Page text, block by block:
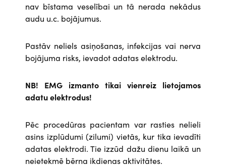
nav bīstama veselībai un tā nerada nekādus
audu u.c. bojājumus.
Pastāv neliels asiņošanas, infekcijas vai nerva
bojājuma risks, ievadot adatas elektrodu.
NB! EMG izmanto tikai vienreiz lietojamos
adatu elektrodus!
Pēc procedūras pacientam var rasties nelieli
asins izplūdumi (zilumi) vietās, kur tika ievadīti
adatas elektrodi. Tie izzūd dažu dienu laikā un
neietekmē bērna ikdienas aktivitātes.